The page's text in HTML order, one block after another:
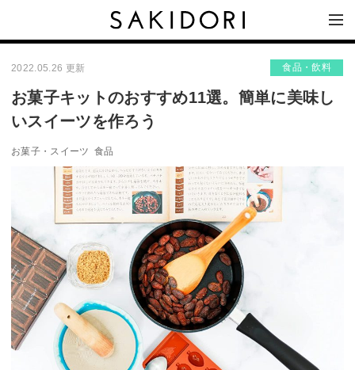
2022.05.26 更新 食品・飲料
お菓子キットのおすすめ11選。簡単に美味し
いスイーツを作ろう
お菓子・スイーツ 食品